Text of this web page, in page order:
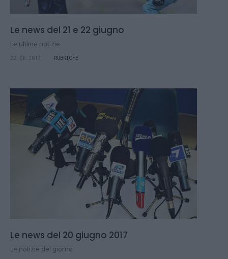
Le news del 21 e 22 giugno
Le ultime notizie
22.06.2017 RUBRICHE
Le news del 20 giugno 2017
Le notizie del giorno